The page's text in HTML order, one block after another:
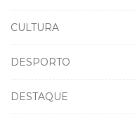
CULTURA
DESPORTO
DESTAQUE